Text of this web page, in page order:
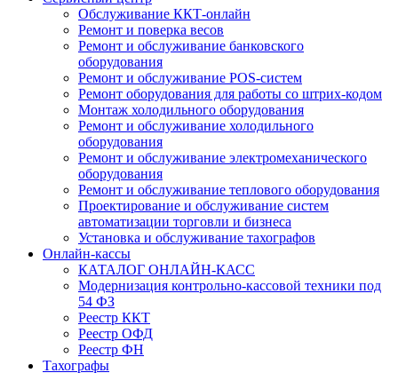
Обслуживание ККТ-онлайн
Ремонт и поверка весов
Ремонт и обслуживание банковского
оборудования
Ремонт и обслуживание POS-систем
Ремонт оборудования для работы со штрих-кодом
Монтаж холодильного оборудования
Ремонт и обслуживание холодильного
оборудования
Ремонт и обслуживание электромеханического
оборудования
Ремонт и обслуживание теплового оборудования
Проектирование и обслуживание систем
автоматизации торговли и бизнеса
Установка и обслуживание тахографов
Онлайн-кассы
КАТАЛОГ ОНЛАЙН-КАСС
Модернизация контрольно-кассовой техники под
54 ФЗ
Реестр ККТ
Реестр ОФД
Реестр ФН
Тахографы